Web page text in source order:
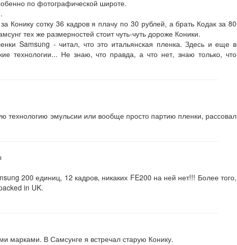
по фотографической широте.
Конику сотку 36 кадров я плачу по 30 рублей, а брать Кодак за 80
тех же размерностей стоит чуть-чуть дороже Коники.
Samsung - читал, что это итальянская пленка. Здесь и еще в
технологии... Не знаю, что правда, а что нет, знаю только, что
технологию эмульсии или вообще просто партию пленки, рассовал
200 единиц, 12 кадров, никаких FE200 на ней нет!!! Более того,
in UK.
марками. В Самсунге я встречал старую Конику.